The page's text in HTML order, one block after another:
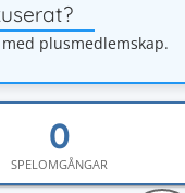
plusmedlemskap.
SPELOMGÅNGAR